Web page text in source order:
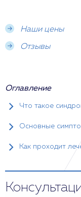
Наши цены
Отзывы
Оглавление
Что такое
Основные
Как проходит